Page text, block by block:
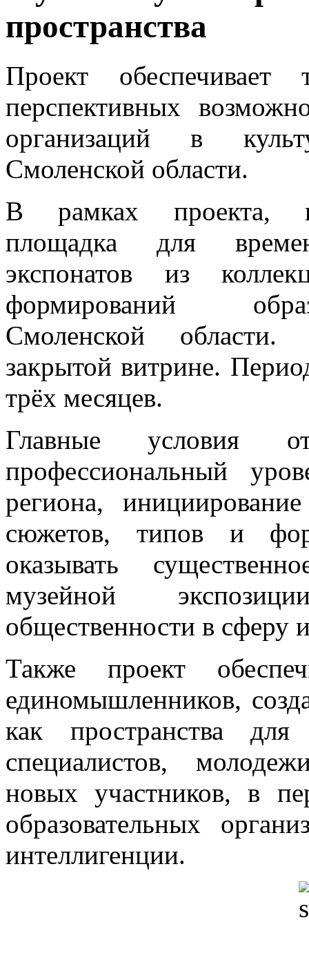
пространства
Проект
перспективных
организаций в
Смоленской области.
В рамках проекта,
площадка для
экспонатов из
формирований
Смоленской
закрытой витрине.
трёх месяцев.
Главные условия
профессиональный
региона,
сюжетов, типов и
оказывать
музейной
общественности в сферу
Также проект
единомышленников,
как пространства для
специалистов,
новых участников, в
образовательных
интеллигенции.